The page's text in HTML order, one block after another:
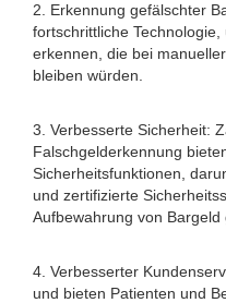
2. Erkennung gefälschter
fortschrittliche
erkennen, die bei
bleiben würden.
3. Verbesserte Sicherheit:
Falschgelderkennung
Sicherheitsfunktionen,
und zertifizierte
Aufbewahrung von Bargeld
4. Verbesserter
und bieten Patienten und